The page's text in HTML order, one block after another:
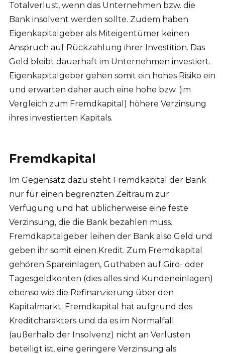
Totalverlust, wenn das Unternehmen bzw. die
Bank insolvent werden sollte. Zudem haben
Eigenkapitalgeber als Miteigentümer keinen
Anspruch auf Rückzahlung ihrer Investition. Das
Geld bleibt dauerhaft im Unternehmen investiert.
Eigenkapitalgeber gehen somit ein hohes Risiko ein
und erwarten daher auch eine hohe bzw. (im
Vergleich zum Fremdkapital) höhere Verzinsung
ihres investierten Kapitals.
Fremdkapital
Im Gegensatz dazu steht Fremdkapital der Bank
nur für einen begrenzten Zeitraum zur
Verfügung und hat üblicherweise eine feste
Verzinsung, die die Bank bezahlen muss.
Fremdkapitalgeber leihen der Bank also Geld und
geben ihr somit einen Kredit. Zum Fremdkapital
gehören Spareinlagen, Guthaben auf Giro- oder
Tagesgeldkonten (dies alles sind Kundeneinlagen)
ebenso wie die Refinanzierung über den
Kapitalmarkt. Fremdkapital hat aufgrund des
Kreditcharakters und da es im Normalfall
(außerhalb der Insolvenz) nicht an Verlusten
beteiligt ist, eine geringere Verzinsung als